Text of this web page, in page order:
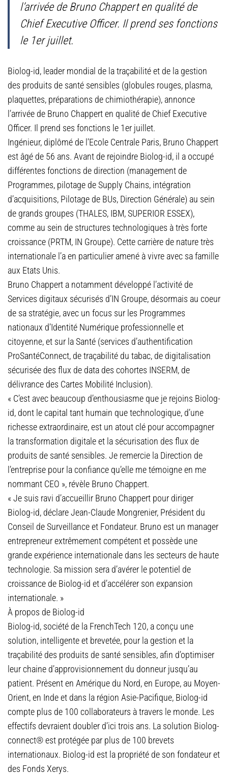
l’arrivée de Bruno Chappert en qualité de
Chief Executive Officer. Il prend ses fonctions
le 1er juillet.
Biolog-id, leader mondial de la traçabilité et de la gestion
des produits de santé sensibles (globules rouges, plasma,
plaquettes, préparations de chimiothérapie), annonce
l’arrivée de Bruno Chappert en qualité de Chief Executive
Officer. Il prend ses fonctions le 1er juillet.
Ingénieur, diplômé de l’Ecole Centrale Paris, Bruno Chappert
est âgé de 56 ans. Avant de rejoindre Biolog-id, il a occupé
différentes fonctions de direction (management de
Programmes, pilotage de Supply Chains, intégration
d’acquisitions, Pilotage de BUs, Direction Générale) au sein
de grands groupes (THALES, IBM, SUPERIOR ESSEX),
comme au sein de structures technologiques à très forte
croissance (PRTM, IN Groupe). Cette carrière de nature très
internationale l’a en particulier amené à vivre avec sa famille
aux Etats Unis.
Bruno Chappert a notamment développé l’activité de
Services digitaux sécurisés d’IN Groupe, désormais au coeur
de sa stratégie, avec un focus sur les Programmes
nationaux d’Identité Numérique professionnelle et
citoyenne, et sur la Santé (services d’authentification
ProSantéConnect, de traçabilité du tabac, de digitalisation
sécurisée des flux de data des cohortes INSERM, de
délivrance des Cartes Mobilité Inclusion).
« C’est avec beaucoup d’enthousiasme que je rejoins Biolog-
id, dont le capital tant humain que technologique, d’une
richesse extraordinaire, est un atout clé pour accompagner
la transformation digitale et la sécurisation des flux de
produits de santé sensibles. Je remercie la Direction de
l’entreprise pour la confiance qu’elle me témoigne en me
nommant CEO », révèle Bruno Chappert.
« Je suis ravi d’accueillir Bruno Chappert pour diriger
Biolog-id, déclare Jean-Claude Mongrenier, Président du
Conseil de Surveillance et Fondateur. Bruno est un manager
entrepreneur extrêmement compétent et possède une
grande expérience internationale dans les secteurs de haute
technologie. Sa mission sera d’avérer le potentiel de
croissance de Biolog-id et d’accélérer son expansion
internationale. »
À propos de Biolog-id
Biolog-id, société de la FrenchTech 120, a conçu une
solution, intelligente et brevetée, pour la gestion et la
traçabilité des produits de santé sensibles, afin d’optimiser
leur chaine d’approvisionnement du donneur jusqu’au
patient. Présent en Amérique du Nord, en Europe, au Moyen-
Orient, en Inde et dans la région Asie-Pacifique, Biolog-id
compte plus de 100 collaborateurs à travers le monde. Les
effectifs devraient doubler d’ici trois ans. La solution Biolog-
connect® est protégée par plus de 100 brevets
internationaux. Biolog-id est la propriété de son fondateur et
des Fonds Xerys.